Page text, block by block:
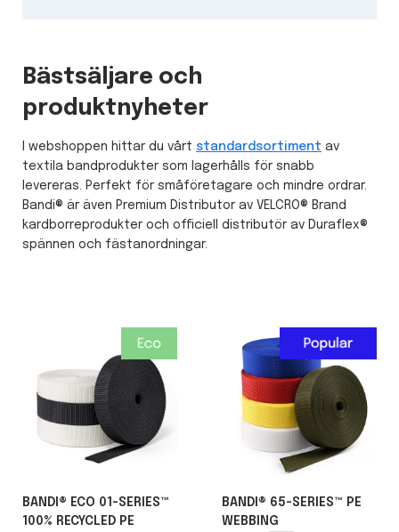
Bästsäljare och
produktnyheter
I webshoppen hittar du vårt standardsortiment av
textila bandprodukter som lagerhålls för snabb
levereras. Perfekt för småföretagare och mindre ordrar.
Bandi® är även Premium Distributor av VELCRO® Brand
kardborreprodukter och officiell distributör av Duraflex®
spännen och fästanordningar.
BANDI® ECO 01-SERIES™
100% RECYCLED PE
BANDI® 65-SERIES™ PE
WEBBING